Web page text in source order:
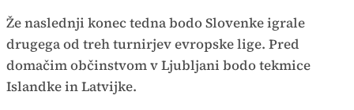
Že naslednji konec tedna bodo Slovenke igrale
drugega od treh turnirjev evropske lige. Pred
domačim občinstvom v Ljubljani bodo tekmice
Islandke in Latvijke.